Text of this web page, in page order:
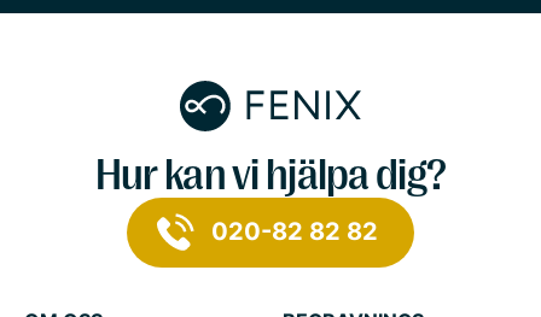
Hur kan vi hjälpa dig?
020-82 82 82